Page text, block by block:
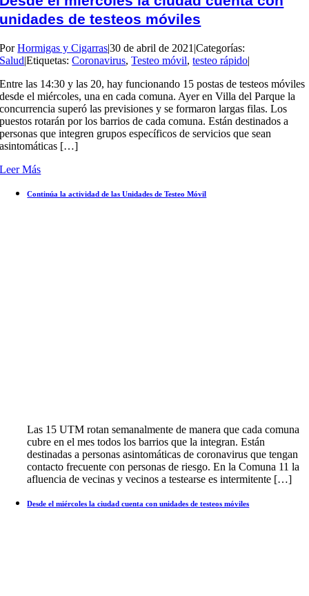
unidades de testeos móviles
PorHormigas y Cigarras|30 de abril de 2021 |Categorías:
Salud|Etiquetas:Coronavirus,Testeo móvil,testeo rápido|
Entre las 14:30 y las 20, hay funcionando 15 postas de testeos móviles
desde el miércoles, una en cada comuna. Ayer en Villa del Parque la
concurrencia superó las previsiones y se formaron largas filas. Los
puestos rotarán por los barrios de cada comuna. Están destinados a
personas que integren grupos específicos de servicios que sean
asintomáticas […]
Leer Más
Continúa la actividad de las Unidades de Testeo Móvil
Las 15 UTM rotan semanalmente de manera que cada comuna
cubre en el mes todos los barrios que la integran. Están
destinadas a personas asintomáticas de coronavirus que tengan
contacto frecuente con personas de riesgo. En la Comuna 11 la
afluencia de vecinas y vecinos a testearse es intermitente […]
Desde el miércoles la ciudad cuenta con unidades de testeos móviles